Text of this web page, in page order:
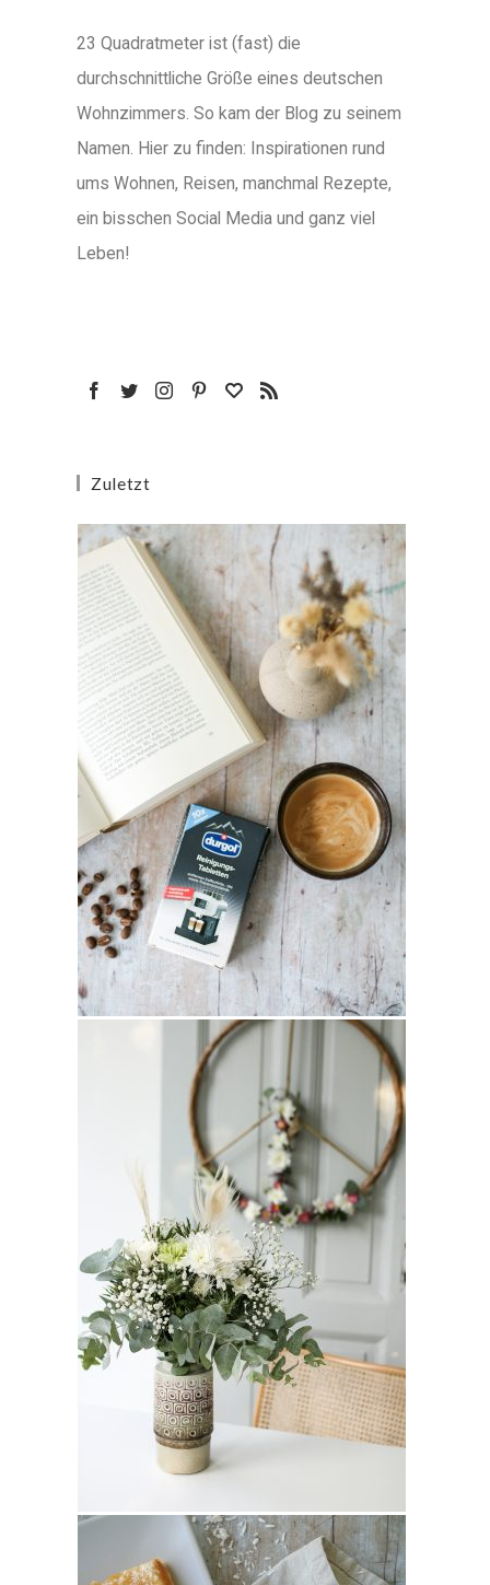
23 Quadratmeter ist (fast) die
durchschnittliche Größe eines deutschen
Wohnzimmers. So kam der Blog zu seinem
Namen. Hier zu finden: Inspirationen rund
ums Wohnen, Reisen, manchmal Rezepte,
ein bisschen Social Media und ganz viel
Leben!
Zuletzt